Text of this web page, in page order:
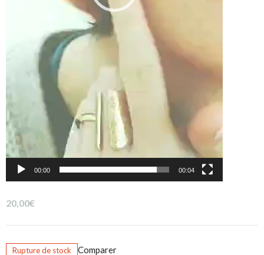
00:00 00:04
20,00€
Rupture de stock Comparer